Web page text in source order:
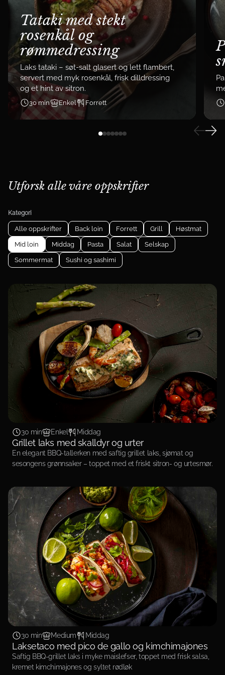
Tataki med stekt
rosenkål og
rømmedressing
Laks tataki – søt-salt glasert og lett flambert,
servert med myk rosenkål, frisk dilldressing
og et hint av sitron.
30 min Enkel Forrett
Utforsk alle våre oppskrifter
Kategori
Alle oppskrifter Back loin Forrett Grill Høstmat
Mid loin Middag Pasta Salat Selskap
Sommermat Sushi og sashimi
30 min Enkel Middag
Grillet laks med skalldyr og urter
En elegant BBQ-tallerken med saftig grillet laks, sjømat og
sesongens grønnsaker – toppet med et friskt sitron- og urtesmør.
30 min Medium Middag
Laksetaco med pico de gallo og kimchimajones
Saftig BBQ-grillet laks i myke maislefser, toppet med frisk salsa,
kremet kimchimajones og syltet rødløk